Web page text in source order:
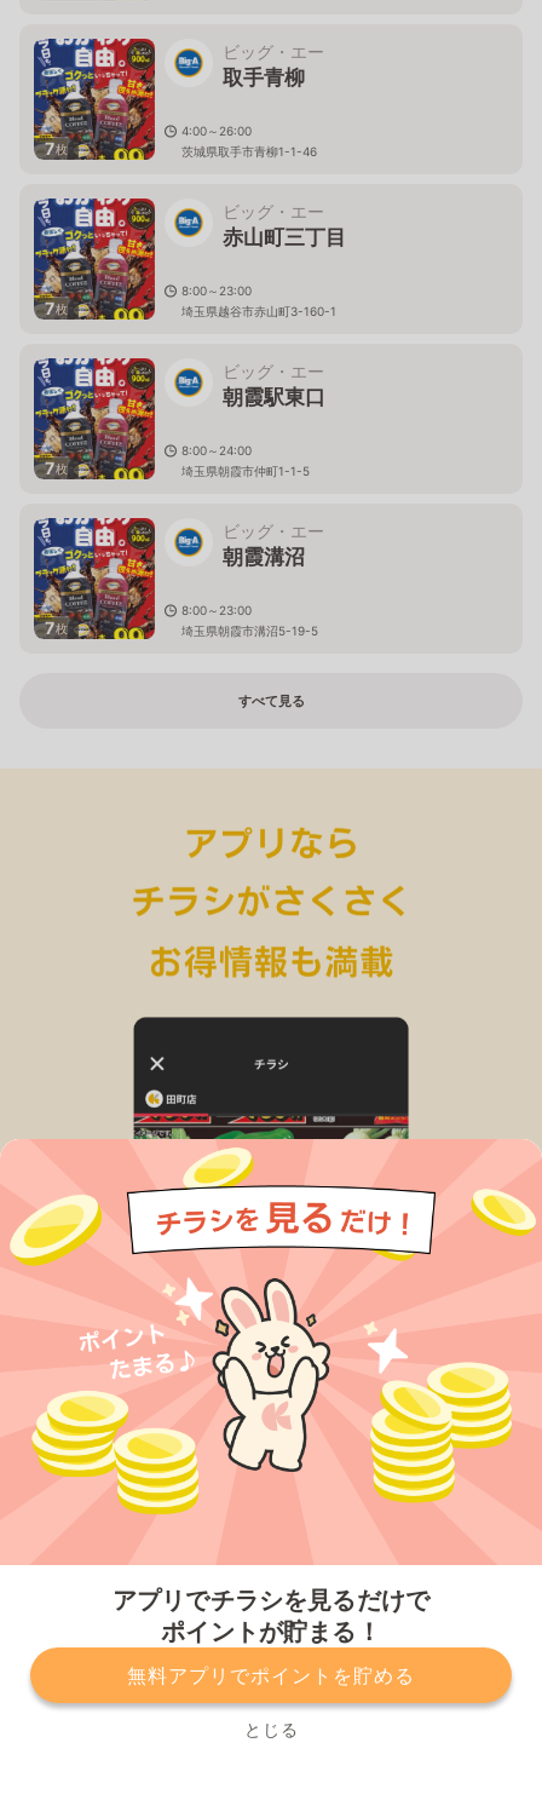
アプリでチラシを見るだけで
ポイントが貯まる！
無料アプリでポイントを貯める
とじる
7枚
ビッグ・エー
取手青柳
4:00～26:00
茨城県取手市青柳1-1-46
7枚
ビッグ・エー
赤山町三丁目
8:00～23:00
埼玉県越谷市赤山町3-160-1
7枚
ビッグ・エー
朝霞駅東口
8:00～24:00
埼玉県朝霞市仲町1-1-5
7枚
ビッグ・エー
朝霞溝沼
8:00～23:00
埼玉県朝霞市溝沼5-19-5
すべて見る
プライバシーポリシー 利用規約
運営会社
サービスに関してのお問い合わせ